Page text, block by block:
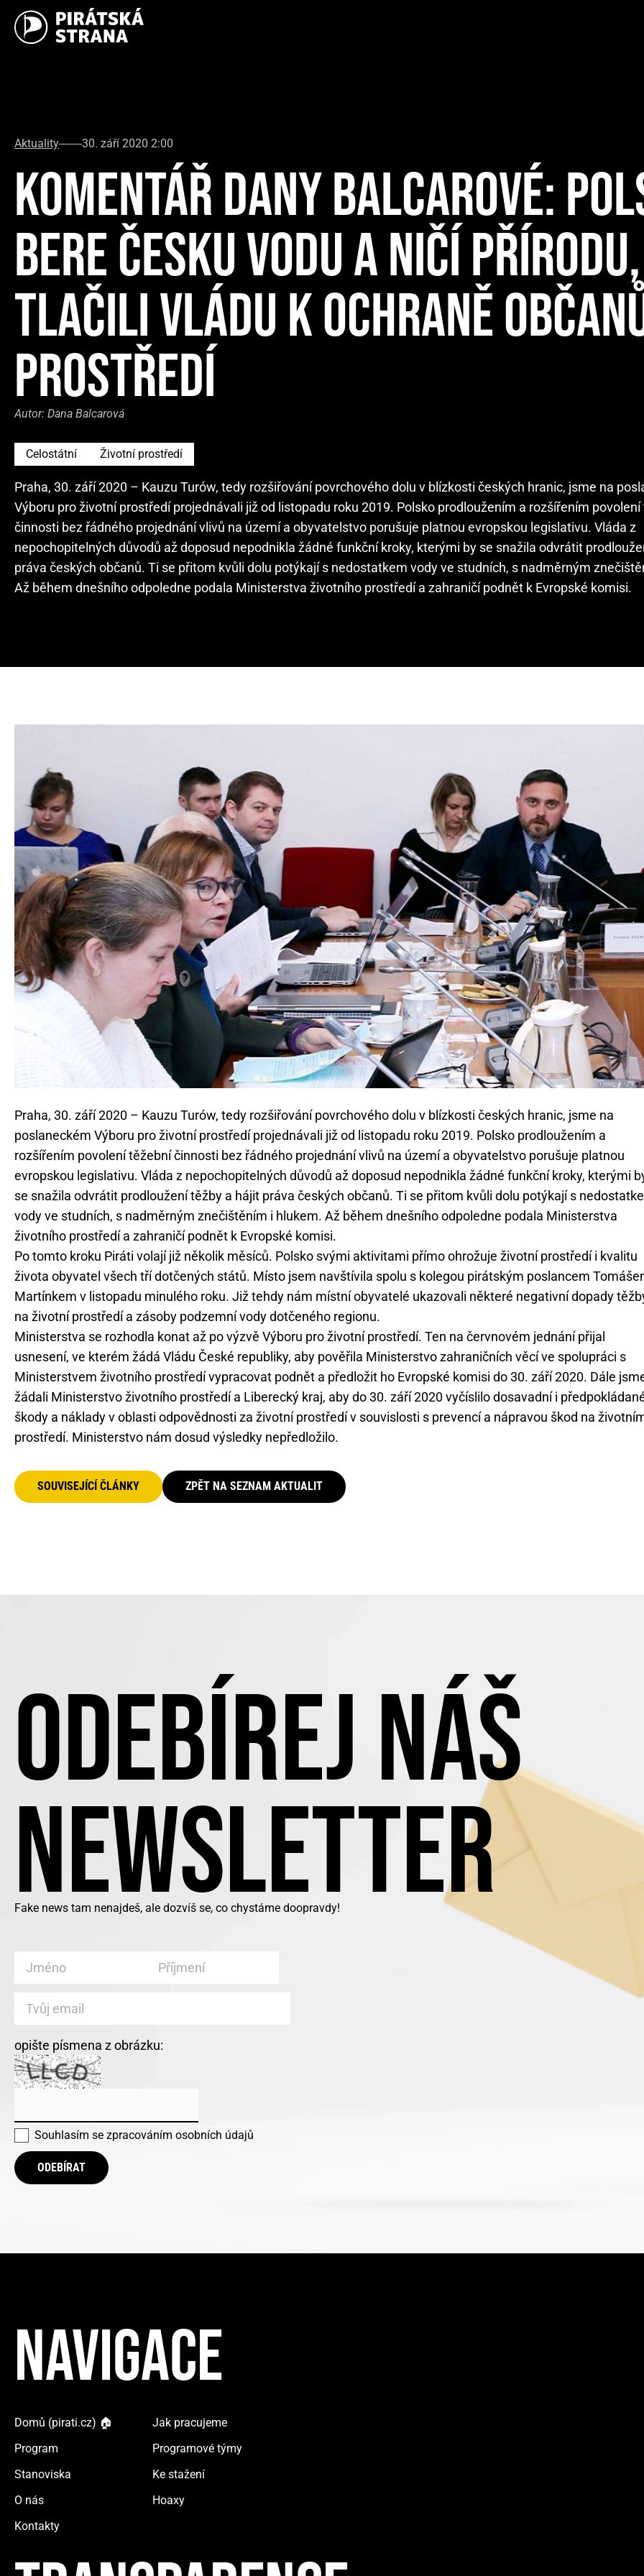
Aktuality 30. září 2020 2:00
KOMENTÁŘ DANY BALCAROVÉ:
BERE ČESKU VODU A NIČÍ
TLAČILI VLÁDU K OCHRANĚ
PROSTŘEDÍ
Autor: Dana Balcarová
Celostátní Životní prostředí
Praha, 30. září 2020 – Kauzu Turów, tedy rozšiřování povrchového dolu v blízkosti českých hranic, jsme na
Výboru pro životní prostředí projednávali již od listopadu roku 2019. Polsko prodloužením a rozšířením
činnosti bez řádného projednání vlivů na území a obyvatelstvo porušuje platnou evropskou legislativu. Vláda z
nepochopitelných důvodů až doposud nepodnikla žádné funkční kroky, kterými by se snažila odvrátit
práva českých občanů. Ti se přitom kvůli dolu potýkají s nedostatkem vody ve studních, s nadměrným
Až během dnešního odpoledne podala Ministerstva životního prostředí a zahraničí podnět k Evropské komisi.
Praha, 30. září 2020 – Kauzu Turów, tedy rozšiřování povrchového dolu v blízkosti českých hranic, jsme na
poslaneckém Výboru pro životní prostředí projednávali již od listopadu roku 2019. Polsko prodloužením a
rozšířením povolení těžební činnosti bez řádného projednání vlivů na území a obyvatelstvo porušuje platnou
evropskou legislativu. Vláda z nepochopitelných důvodů až doposud nepodnikla žádné funkční kroky, kterými
se snažila odvrátit prodloužení těžby a hájit práva českých občanů. Ti se přitom kvůli dolu potýkají s
vody ve studních, s nadměrným znečištěním i hlukem. Až během dnešního odpoledne podala Ministerstva
životního prostředí a zahraničí podnět k Evropské komisi.
Po tomto kroku Piráti volají již několik měsíců. Polsko svými aktivitami přímo ohrožuje životní prostředí i kvalitu
života obyvatel všech tří dotčených států. Místo jsem navštívila spolu s kolegou pirátským poslancem
Martínkem v listopadu minulého roku. Již tehdy nám místní obyvatelé ukazovali některé negativní dopady
na životní prostředí a zásoby podzemní vody dotčeného regionu.
Ministerstva se rozhodla konat až po výzvě Výboru pro životní prostředí. Ten na červnovém jednání přijal
usnesení, ve kterém žádá Vládu České republiky, aby pověřila Ministerstvo zahraničních věcí ve spolupráci s
Ministerstvem životního prostředí vypracovat podnět a předložit ho Evropské komisi do 30. září 2020. Dále
žádali Ministerstvo životního prostředí a Liberecký kraj, aby do 30. září 2020 vyčíslilo dosavadní i
škody a náklady v oblasti odpovědnosti za životní prostředí v souvislosti s prevencí a nápravou škod na
prostředí. Ministerstvo nám dosud výsledky nepředložilo.
SOUVISEJÍCÍ ČLÁNKY ZPĚT NA SEZNAM AKTUALIT
ODEBÍREJ NÁŠ
NEWSLETTER
Fake news tam nenajdeš, ale dozvíš se, co chystáme doopravdy!
opište písmena z obrázku:
Souhlasím se zpracováním osobních údajů
ODEBÍRAT
NAVIGACE
Domů (pirati.cz) 🏠
Jak pracujeme
Program
Programové týmy
Stanoviska
Ke stažení
O nás
Hoaxy
Kontakty